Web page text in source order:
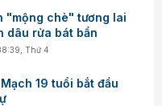
"mộng chè" tương lai
dâu rửa bát bẩn
Thứ 4
19 tuổi bắt đầu